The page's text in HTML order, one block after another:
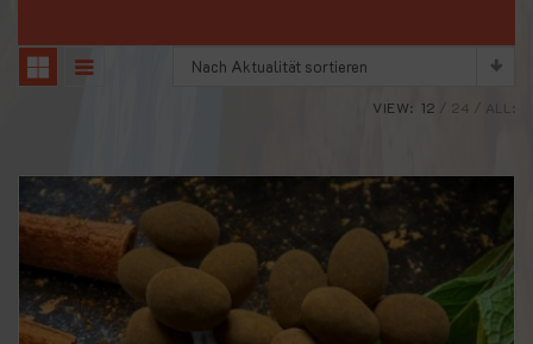
Nach Aktualität sortieren
VIEW: 12 24 ALL: